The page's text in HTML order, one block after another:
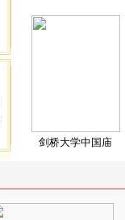
剑桥大学中国庙